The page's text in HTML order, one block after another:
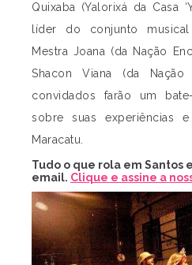
Quixaba (Yalorixá da Casa
líder do conjunto musical
Mestra Joana (da Nação
Shacon Viana (da
convidados farão um
sobre suas experiências
Maracatu.
Tudo o que rola em Santos
email. Clique e assine a